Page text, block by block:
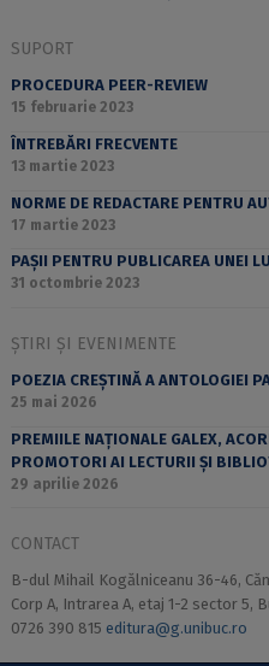
SUPORT
PROCEDURA PEER-REVIEW
15 februarie 2023
ÎNTREBĂRI FRECVENTE
13 martie 2023
NORME DE REDACTARE PENTRU
17 martie 2023
PAȘII PENTRU PUBLICAREA UNEI
31 octombrie 2023
ȘTIRI ȘI EVENIMENTE
POEZIA CREȘTINĂ A ANTOLOGIEI
25 mai 2026
PREMIILE NAȚIONALE GALEX,
PROMOTORI AI LECTURII ȘI
29 aprilie 2026
CONTACT
B-dul Mihail Kogălniceanu 36-46,
Corp A, Intrarea A, etaj 1-2 sector 5,
0726 390 815 editura@g.unibuc.ro